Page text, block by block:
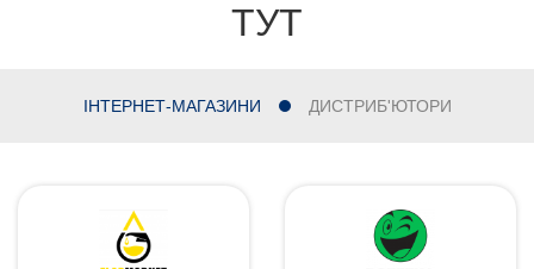
ТУТ
ІНТЕРНЕТ-МАГАЗИНИ ДИСТРИБ'ЮТОРИ